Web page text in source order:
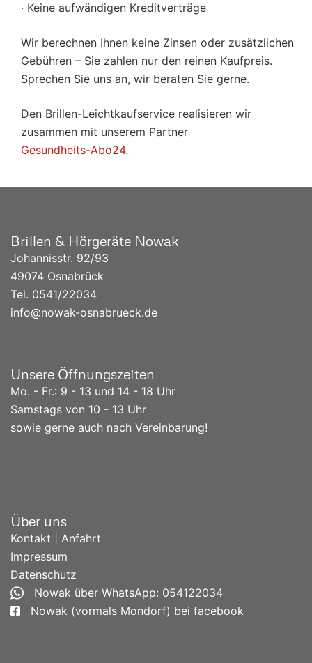
· Keine aufwändigen Kreditverträge
Wir berechnen Ihnen keine Zinsen oder zusätzlichen
Gebühren – Sie zahlen nur den reinen Kaufpreis.
Sprechen Sie uns an, wir beraten Sie gerne.
Den Brillen-Leichtkaufservice realisieren wir
zusammen mit unserem Partner
Gesundheits-Abo24.
Brillen & Hörgeräte Nowak
Johannisstr. 92/93
49074 Osnabrück
Tel. 0541/22034
info@nowak-osnabrueck.de
Unsere Öffnungszeiten
Mo. - Fr.: 9 - 13 und 14 - 18 Uhr
Samstags von 10 - 13 Uhr
sowie gerne auch nach Vereinbarung!
Über uns
Kontakt | Anfahrt
Impressum
Datenschutz
Nowak über WhatsApp: 054122034
Nowak (vormals Mondorf) bei facebook